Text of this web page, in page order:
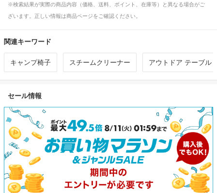
※検索結果が実際の商品内容（価格、送料、ポイント、在庫等）と異なる場合がご
ざいます。正しい情報は商品ページをご確認ください。
関連キーワード
キャンプ椅子 スチームクリーナー アウトドア テーブル
セール情報